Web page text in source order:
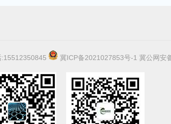
:15512350845 冀ICP备2021027853号-1 冀公网安